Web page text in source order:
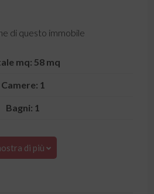
di questo immobile
mq: 58 mq
Camere: 1
Bagni: 1
di più